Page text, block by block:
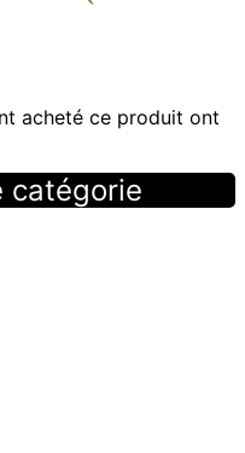
acheté ce produit ont
catégorie